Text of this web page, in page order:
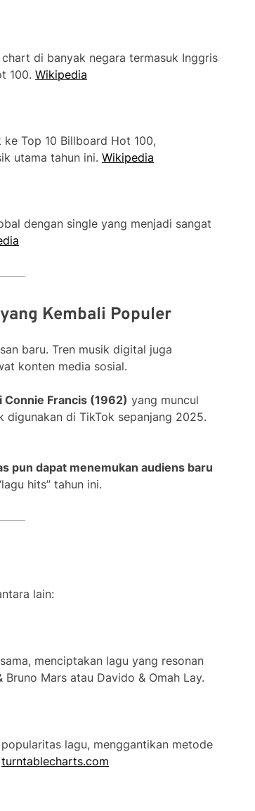
di banyak negara termasuk Inggris
100. Wikipedia
ke Top 10 Billboard Hot 100,
utama tahun ini. Wikipedia
dengan single yang menjadi sangat
Kembali Populer
baru. Tren musik digital juga
konten media sosial.
Connie Francis (1962) yang muncul
digunakan di TikTok sepanjang 2025.
pun dapat menemukan audiens baru
hits” tahun ini.
lain:
menciptakan lagu yang resonan
Mars atau Davido & Omah Lay.
lagu, menggantikan metode
turntablecharts.com